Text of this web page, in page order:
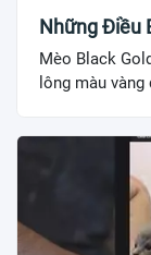
Những Điều
Mèo Black
lông màu